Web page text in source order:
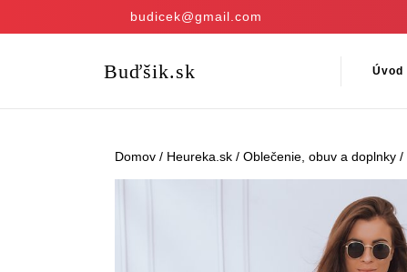
budicek@gmail.com
Buďšik.sk Úvod
Domov / Heureka.sk / Oblečenie, obuv a doplnky /